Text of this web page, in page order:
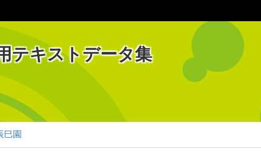
テキストデータ集
巳園